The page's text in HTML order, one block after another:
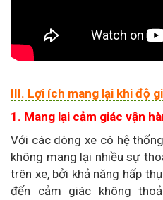
III. Lợi ích mang lại khi độ
1. Mang lại cảm giác vận
Với các dòng xe có hệ
không mang lại nhiều sự
trên xe, bởi khả năng hấp
đến cảm giác không